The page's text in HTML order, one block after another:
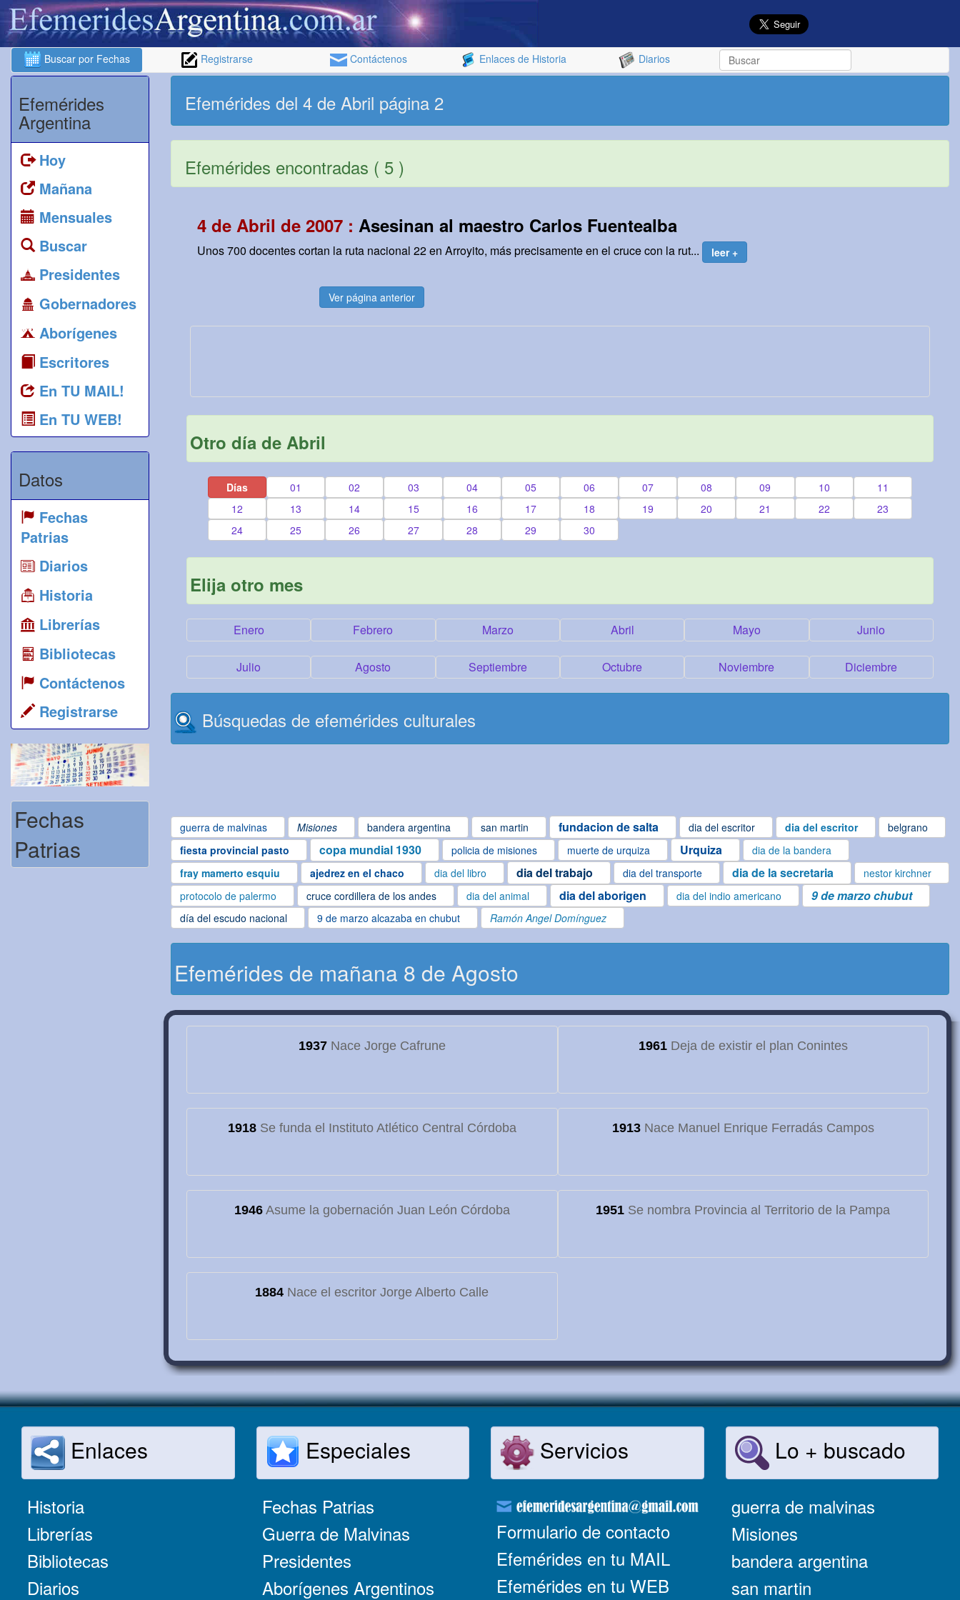
Buscar por Fechas Registrarse Contáctenos Enlaces de Historia Diarios
Efemérides
Argentina
Hoy
Mañana
Mensuales
Buscar
Presidentes
Gobernadores
Aborígenes
Escritores
En TU MAIL!
En TU WEB!
Datos
Fechas
Patrias
Diarios
Historia
Librerías
Bibliotecas
Contáctenos
Registrarse
Fechas
Patrias
Efemérides del 4 de Abril página 2
Efemérides encontradas ( 5 )
4 de Abril de 2007 : Asesinan al maestro Carlos Fuentealba
Unos 700 docentes cortan la ruta nacional 22 en Arroyito, más precisamente en el cruce con la rut... leer +
Ver página anterior
Otro día de Abril
Días 01 02 03 04 05 06 07 08 09 10
11
12
13 14 15 16 17 18 19 20 21 22
23
24
25 26 27 28 29 30
Elija otro mes
Enero Febrero Marzo Abril Mayo Junio
Julio Agosto Septiembre Octubre Noviembre Diciembre
Búsquedas de efemérides culturales
guerra de malvinas Misiones bandera argentina san martin fundacion de salta dia del escritor dia del escritor
belgrano
fiesta provincial pasto
copa mundial 1930 policia de misiones muerte de urquiza Urquiza
dia de la bandera
fray mamerto esquiu
ajedrez en el chaco dia del libro dia del trabajo dia del transporte dia de la secretaria
nestor kirchner
protocolo de palermo
cruce cordillera de los andes dia del animal dia del aborigen dia del indio americano 9 de marzo chubut
día del escudo nacional 9 de marzo alcazaba en chubut Ramón Angel Domínguez
Efemérides de mañana 8 de Agosto
1937Nace Jorge Cafrune 1961Deja de existir el plan Conintes
1918Se funda el Instituto Atlético Central Córdoba 1913Nace Manuel Enrique Ferradás Campos
1946Asume la gobernación Juan León Córdoba 1951 Se nombra Provincia al Territorio de la Pampa
1884 Nace el escritor Jorge Alberto Calle
Enlaces
Historia
Librerías
Bibliotecas
Diarios
Especiales
Fechas Patrias
Guerra de Malvinas
Presidentes
Aborígenes Argentinos
Servicios
Formulario de contacto
Efemérides en tu MAIL
Efemérides en tu WEB
Lo + buscado
guerra de malvinas
Misiones
bandera argentina
san martin